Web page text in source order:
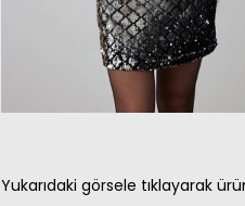
Yukarıdaki görsele tıklayarak